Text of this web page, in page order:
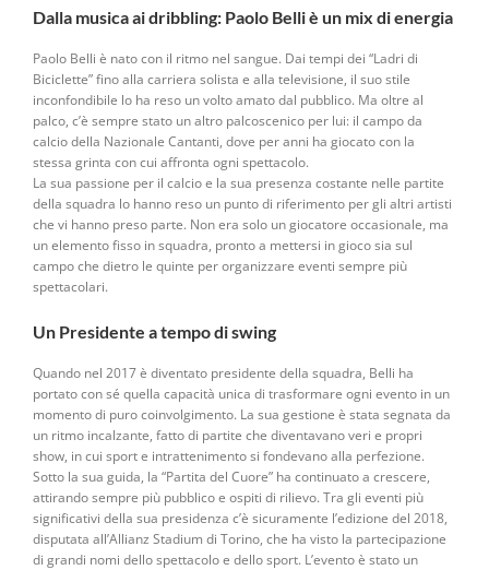
Dalla musica ai dribbling: Paolo Belli è un mix di energia
Paolo Belli è nato con il ritmo nel sangue. Dai tempi dei “Ladri di
Biciclette” fino alla carriera solista e alla televisione, il suo stile
inconfondibile lo ha reso un volto amato dal pubblico. Ma oltre al
palco, c’è sempre stato un altro palcoscenico per lui: il campo da
calcio della Nazionale Cantanti, dove per anni ha giocato con la
stessa grinta con cui affronta ogni spettacolo.
La sua passione per il calcio e la sua presenza costante nelle partite
della squadra lo hanno reso un punto di riferimento per gli altri artisti
che vi hanno preso parte. Non era solo un giocatore occasionale, ma
un elemento fisso in squadra, pronto a mettersi in gioco sia sul
campo che dietro le quinte per organizzare eventi sempre più
spettacolari.
Un Presidente a tempo di swing
Quando nel 2017 è diventato presidente della squadra, Belli ha
portato con sé quella capacità unica di trasformare ogni evento in un
momento di puro coinvolgimento. La sua gestione è stata segnata da
un ritmo incalzante, fatto di partite che diventavano veri e propri
show, in cui sport e intrattenimento si fondevano alla perfezione.
Sotto la sua guida, la “Partita del Cuore” ha continuato a crescere,
attirando sempre più pubblico e ospiti di rilievo. Tra gli eventi più
significativi della sua presidenza c’è sicuramente l’edizione del 2018,
disputata all’Allianz Stadium di Torino, che ha visto la partecipazione
di grandi nomi dello spettacolo e dello sport. L’evento è stato un